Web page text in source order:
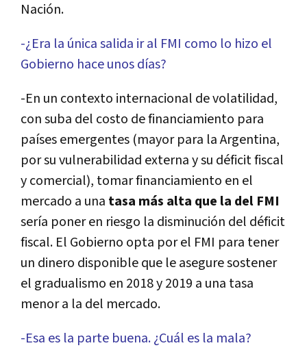
Nación.
-¿Era la única salida ir al FMI como lo hizo el
Gobierno hace unos dí­as?
-En un contexto internacional de volatilidad,
con suba del costo de financiamiento para
paí­ses emergentes (mayor para la Argentina,
por su vulnerabilidad externa y su déficit fiscal
y comercial), tomar financiamiento en el
mercado a una tasa más alta que la del FMI
serí­a poner en riesgo la disminución del déficit
fiscal. El Gobierno opta por el FMI para tener
un dinero disponible que le asegure sostener
el gradualismo en 2018 y 2019 a una tasa
menor a la del mercado.
-Esa es la parte buena. ¿Cuál es la mala?